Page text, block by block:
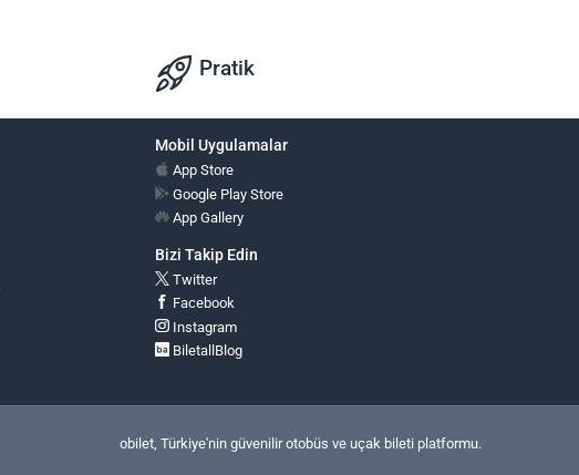
Pratik
Mobil Uygulamalar
App Store
Google Play Store
App Gallery
Bizi Takip Edin
Twitter
Facebook
Instagram
BiletallBlog
obilet, Türkiye'nin güvenilir otobüs ve uçak bileti platformu.